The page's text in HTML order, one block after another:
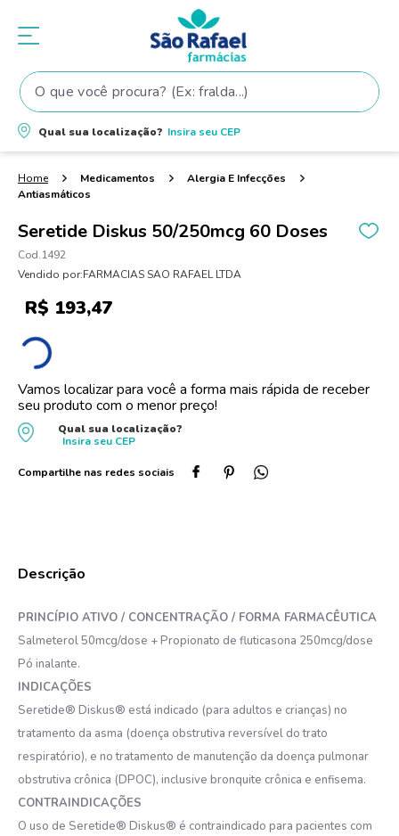
O que você procura? (Ex: fralda...)
Qual sua localização? Insira seu CEP
Medicamentos
Alergia E Infecções
Antiasmáticos
Seretide Diskus 50/250mcg 60 Doses
1492
Vendido por:FARMACIAS SAO RAFAEL LTDA
R$ 193,47
Vamos localizar para você a forma mais rápida de receber
seu produto com o menor preço!
Qual sua localização?
Insira seu CEP
PRINCÍPIO ATIVO / CONCENTRAÇÃO / FORMA FARMACÊUTICA
Salmeterol 50mcg/dose + Propionato de fluticasona 250mcg/dose
Pó inalante.
INDICAÇÕES
Seretide® Diskus® está indicado (para adultos e crianças) no
tratamento da asma (doença obstrutiva reversível do trato
respiratório), e no tratamento de manutenção da doença pulmonar
obstrutiva crônica (DPOC), inclusive bronquite crônica e enfisema.
CONTRAINDICAÇÕES
O uso de Seretide® Diskus® é contraindicado para pacientes com
Termos mais buscados
1º fralda
shampoo
3º fralda pampers
4º elseve
5º teste gravidez
6
8º
9º proge